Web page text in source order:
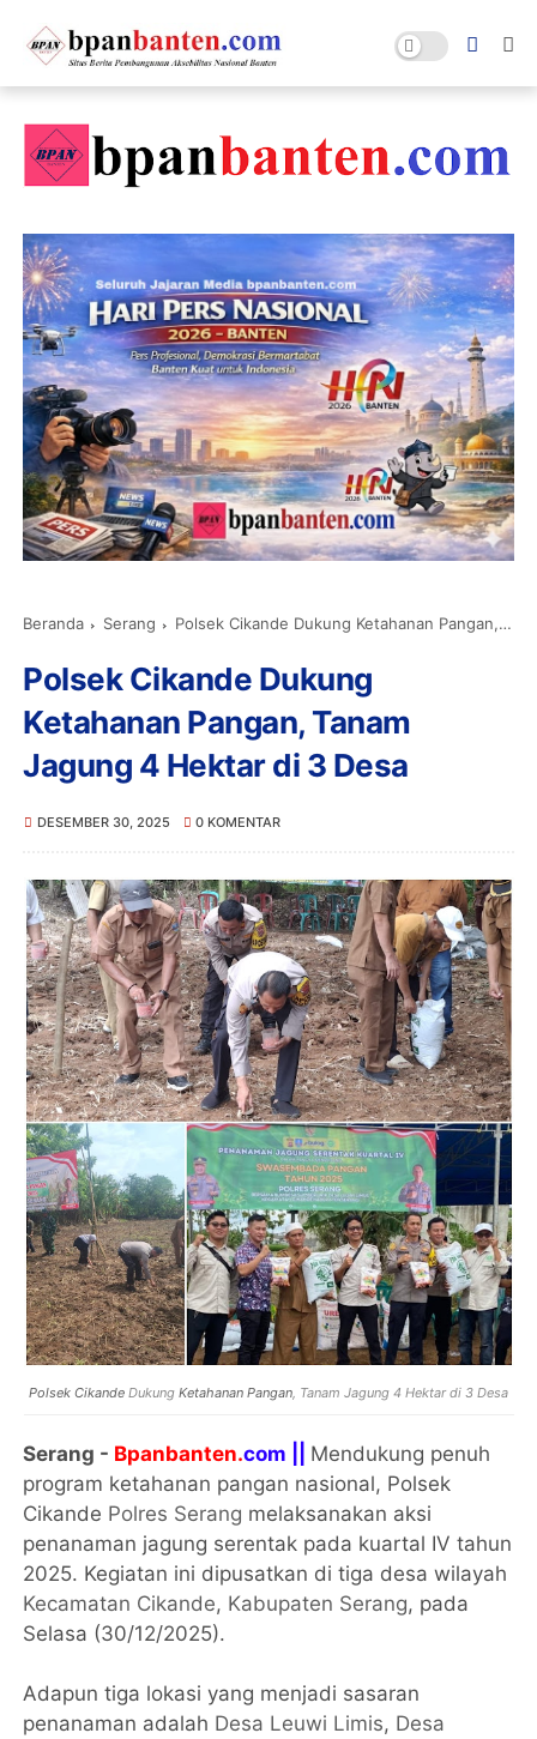
Beranda Serang Polsek Cikande Dukung Ketahanan Pangan, Tanam Jagung 4 Hektar di 3 Desa
Polsek Cikande Dukung
Ketahanan Pangan, Tanam
Jagung 4 Hektar di 3 Desa
DESEMBER 30, 2025 0 KOMENTAR
Polsek Cikande Dukung Ketahanan Pangan , Tanam Jagung 4 Hektar di 3 Desa
Serang - Bpanbanten.com || Mendukung penuh
program ketahanan pangan nasional, Polsek
Cikande Polres Serang melaksanakan aksi
penanaman jagung serentak pada kuartal IV tahun
2025. Kegiatan ini dipusatkan di tiga desa wilayah
Kecamatan Cikande, Kabupaten Serang, pada
Selasa (30/12/2025).
Adapun tiga lokasi yang menjadi sasaran
penanaman adalah Desa Leuwi Limis, Desa